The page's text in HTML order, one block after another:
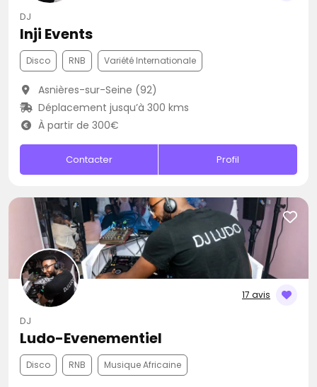
DJ
Inji Events
Disco RNB Variété Internationale
Asnières-sur-Seine (92)
Déplacement jusqu’à 300 kms
À partir de 300€
Contacter Profil
17 avis
DJ
Ludo-Evenementiel
Disco RNB Musique Africaine